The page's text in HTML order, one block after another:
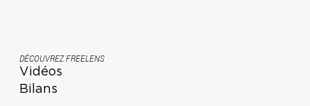
DÉCOUVREZ FREELENS
Vidéos
Bilans